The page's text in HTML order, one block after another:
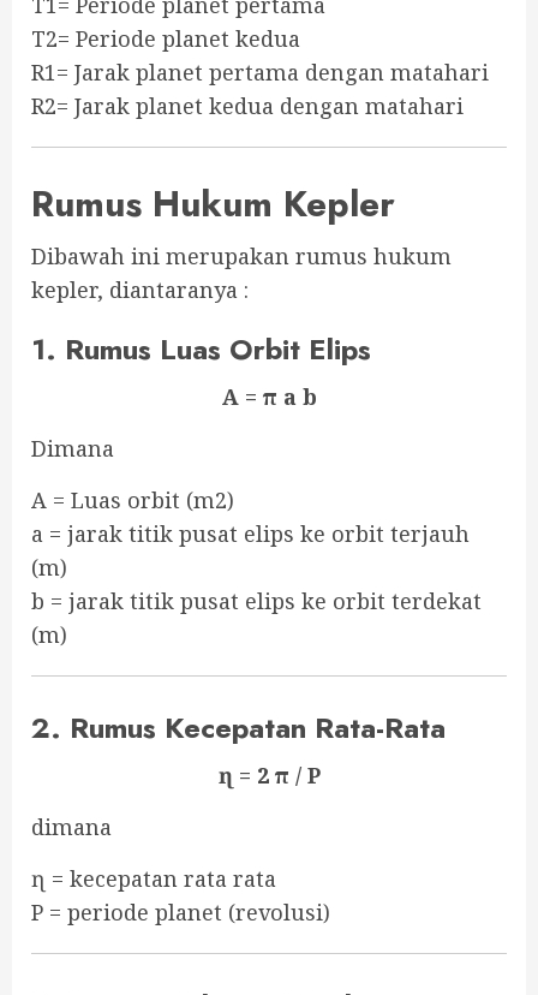
T2= Periode planet kedua
R1= Jarak planet pertama dengan matahari
R2= Jarak planet kedua dengan matahari
Rumus Hukum Kepler
Dibawah ini merupakan rumus hukum
kepler, diantaranya :
1. Rumus Luas Orbit Elips
A = π a b
Dimana
A = Luas orbit (m2)
a = jarak titik pusat elips ke orbit terjauh
(m)
b = jarak titik pusat elips ke orbit terdekat
(m)
2. Rumus Kecepatan Rata-Rata
ɳ = 2 π / P
dimana
ɳ = kecepatan rata rata
P = periode planet (revolusi)